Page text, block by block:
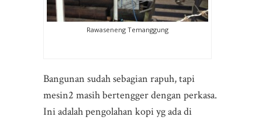
Rawaseneng Temanggung
Bangunan sudah sebagian rapuh, tapi
mesin2 masih bertengger dengan perkasa.
Ini adalah pengolahan kopi yg ada di